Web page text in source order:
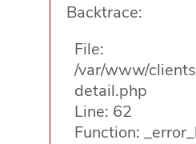
Backtrace:
File:
/var/www/
detail.php
Line: 62
Function: